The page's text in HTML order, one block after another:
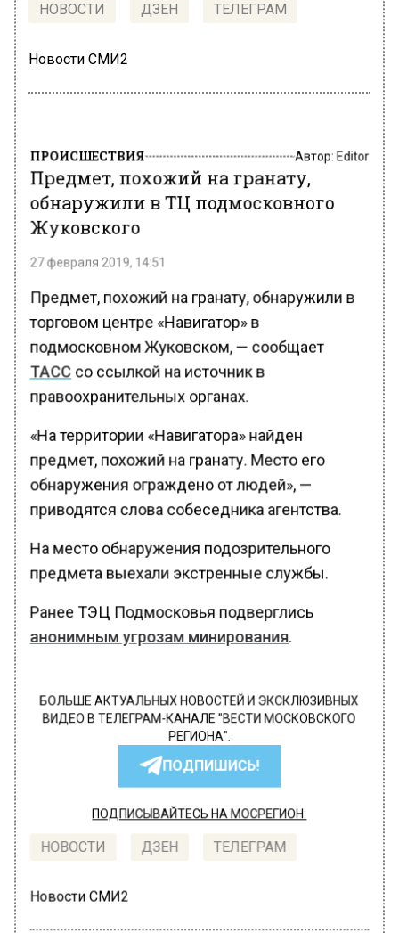
НОВОСТИ ДЗЕН ТЕЛЕГРАМ
Новости СМИ2
ПРОИСШЕСТВИЯ Автор:Editor
Предмет, похожий на гранату,
обнаружили в ТЦ подмосковного
Жуковского
27 февраля 2019, 14:51
Предмет, похожий на гранату, обнаружили в
торговом центре «Навигатор» в
подмосковном Жуковском, — сообщает
ТАССсо ссылкой на источник в
правоохранительных органах.
«На территории «Навигатора» найден
предмет, похожий на гранату. Место его
обнаружения ограждено от людей», —
приводятся слова собеседника агентства.
На место обнаружения подозрительного
предмета выехали экстренные службы.
Ранее ТЭЦ Подмосковья подверглись
анонимным угрозам минирования.
БОЛЬШЕ АКТУАЛЬНЫХ НОВОСТЕЙ И ЭКСКЛЮЗИВНЫХ
ВИДЕО В ТЕЛЕГРАМ-КАНАЛЕ "ВЕСТИ МОСКОВСКОГО
РЕГИОНА".
ПОДПИШИСЬ!
ПОДПИСЫВАЙТЕСЬ НА МОСРЕГИОН:
НОВОСТИ ДЗЕН ТЕЛЕГРАМ
Новости СМИ2